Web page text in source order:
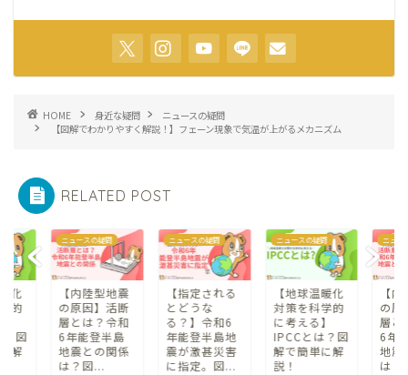
HOME 身近な疑問
ニュースの疑問
【図解でわかりやすく解説！】フェーン現象で気温が上がるメカニズム
RELATED POST
化
的
？図
解
ニュースの疑問
【内陸型地震
の原因】活断
層とは？令和
6年能登半島
地震との関係
は？図...
ニュースの疑問
【指定される
とどうな
る？】令和6
年能登半島地
震が激甚災害
に指定。図...
ニュースの疑問
【地球温暖化
対策を科学的
に考える】
IPCCとは？図
解で簡単に解
説！
ニュー
【
の原
層と
6年
地震
は？